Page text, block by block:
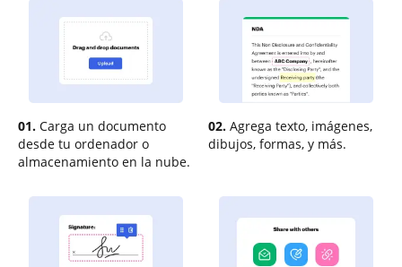
01. Carga un documento
desde tu ordenador o
almacenamiento en la nube.
02. Agrega texto, imágenes,
dibujos, formas, y más.